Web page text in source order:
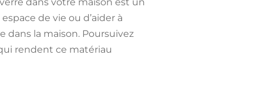
de vie ou d’aider à
dans la maison. Poursuivez
rendent ce matériau